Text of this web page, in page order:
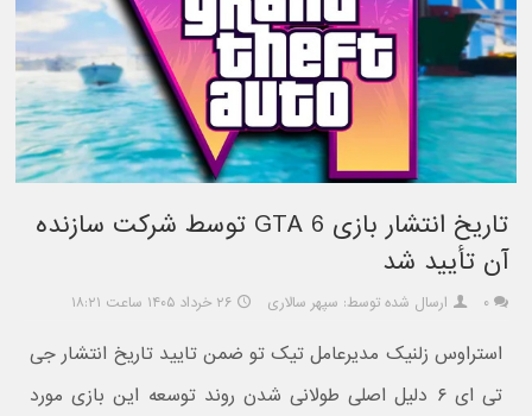
تاریخ انتشار بازی GTA 6 توسط شرکت سازنده
آن تأیید شد
۰ ارسال شده توسط: سپهر سالاری ۲۶ خرداد ۱۴۰۵ ساعت ۱۸:۲۱
استراوس زلنیک مدیرعامل تیک تو ضمن تایید تاریخ انتشار جی
تی ای ۶ دلیل اصلی طولانی شدن روند توسعه این بازی مورد